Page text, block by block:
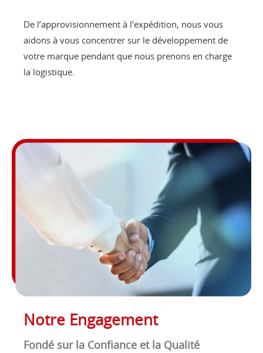
De l’approvisionnement à l’expédition, nous vous
aidons à vous concentrer sur le développement de
votre marque pendant que nous prenons en charge
la logistique.
Notre Engagement
Fondé sur la Confiance et la Qualité